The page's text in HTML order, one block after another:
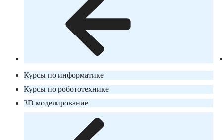
Курсы по информатике
Курсы по робототехнике
3D моделирование